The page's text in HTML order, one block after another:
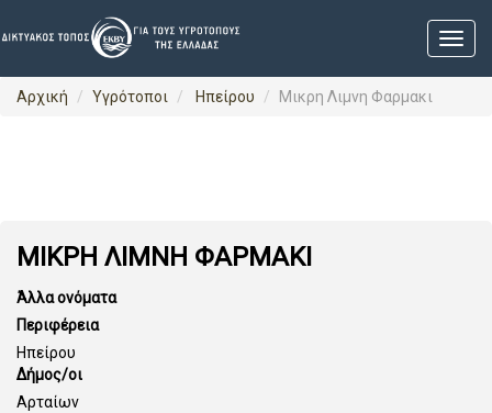
Αρχική Υγρότοποι Ηπείρου Μικρη Λιμνη Φαρμακι
ΜΙΚΡΗ ΛΙΜΝΗ ΦΑΡΜΑΚΙ
Άλλα ονόματα
Περιφέρεια
Ηπείρου
Δήμος/οι
Αρταίων